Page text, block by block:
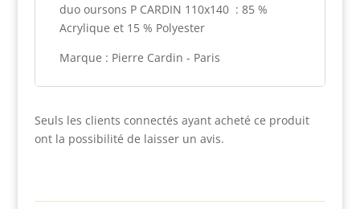
duo oursons P CARDIN 110x140 : 85 %
Acrylique et 15 % Polyester
Marque : Pierre Cardin - Paris
Seuls les clients connectés ayant acheté ce produit
ont la possibilité de laisser un avis.